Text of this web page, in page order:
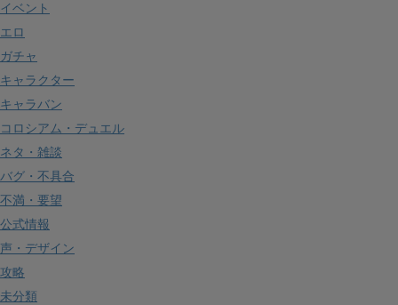
イベント
エロ
ガチャ
キャラクター
キャラバン
コロシアム・デュエル
ネタ・雑談
バグ・不具合
不満・要望
公式情報
声・デザイン
攻略
未分類